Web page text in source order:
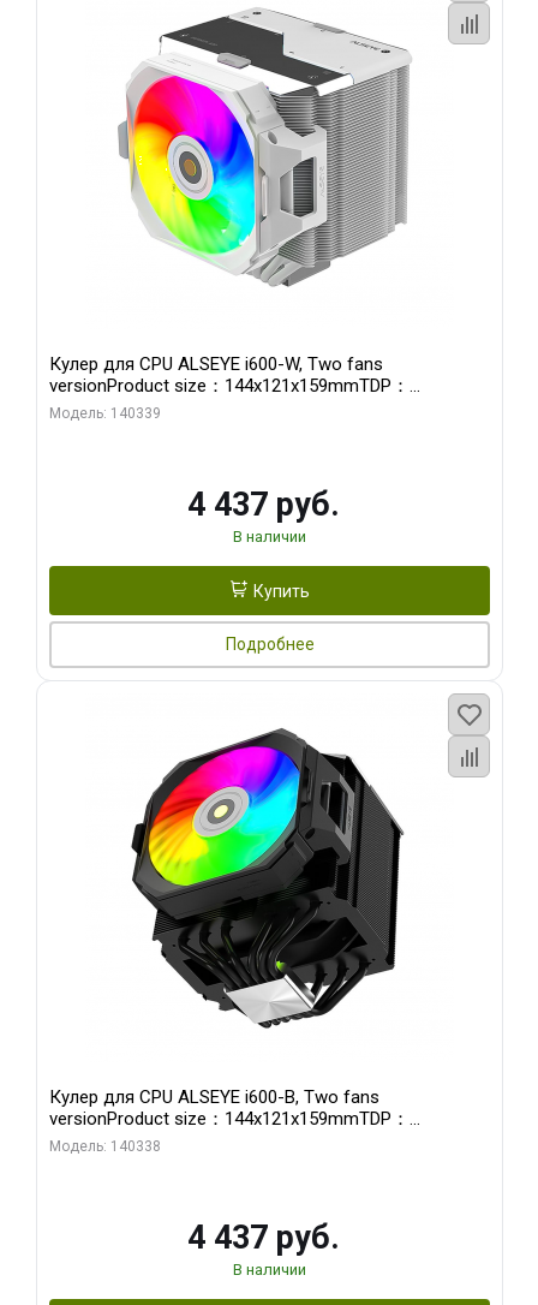
Кулер для CPU ALSEYE i600-W, Two fans
versionProduct size：144x121x159mmTDP：
270WSoldering technology CD textureApplication:Intel：
Модель: 140339
4 437 руб.
В наличии
Купить
Подробнее
Кулер для CPU ALSEYE i600-B, Two fans
versionProduct size：144x121x159mmTDP：
270WSoldering technology CD textureApplication:Intel：
Модель: 140338
4 437 руб.
В наличии